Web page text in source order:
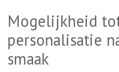
Mogelijkheid
personalisatie
smaak